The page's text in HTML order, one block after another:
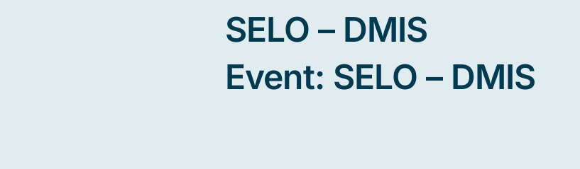
SELO – DMIS
Event: SELO – DMIS